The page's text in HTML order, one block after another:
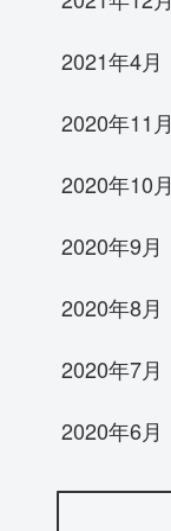
2021年4月
2020年11月
2020年10月
2020年9月
2020年8月
2020年7月
2020年6月